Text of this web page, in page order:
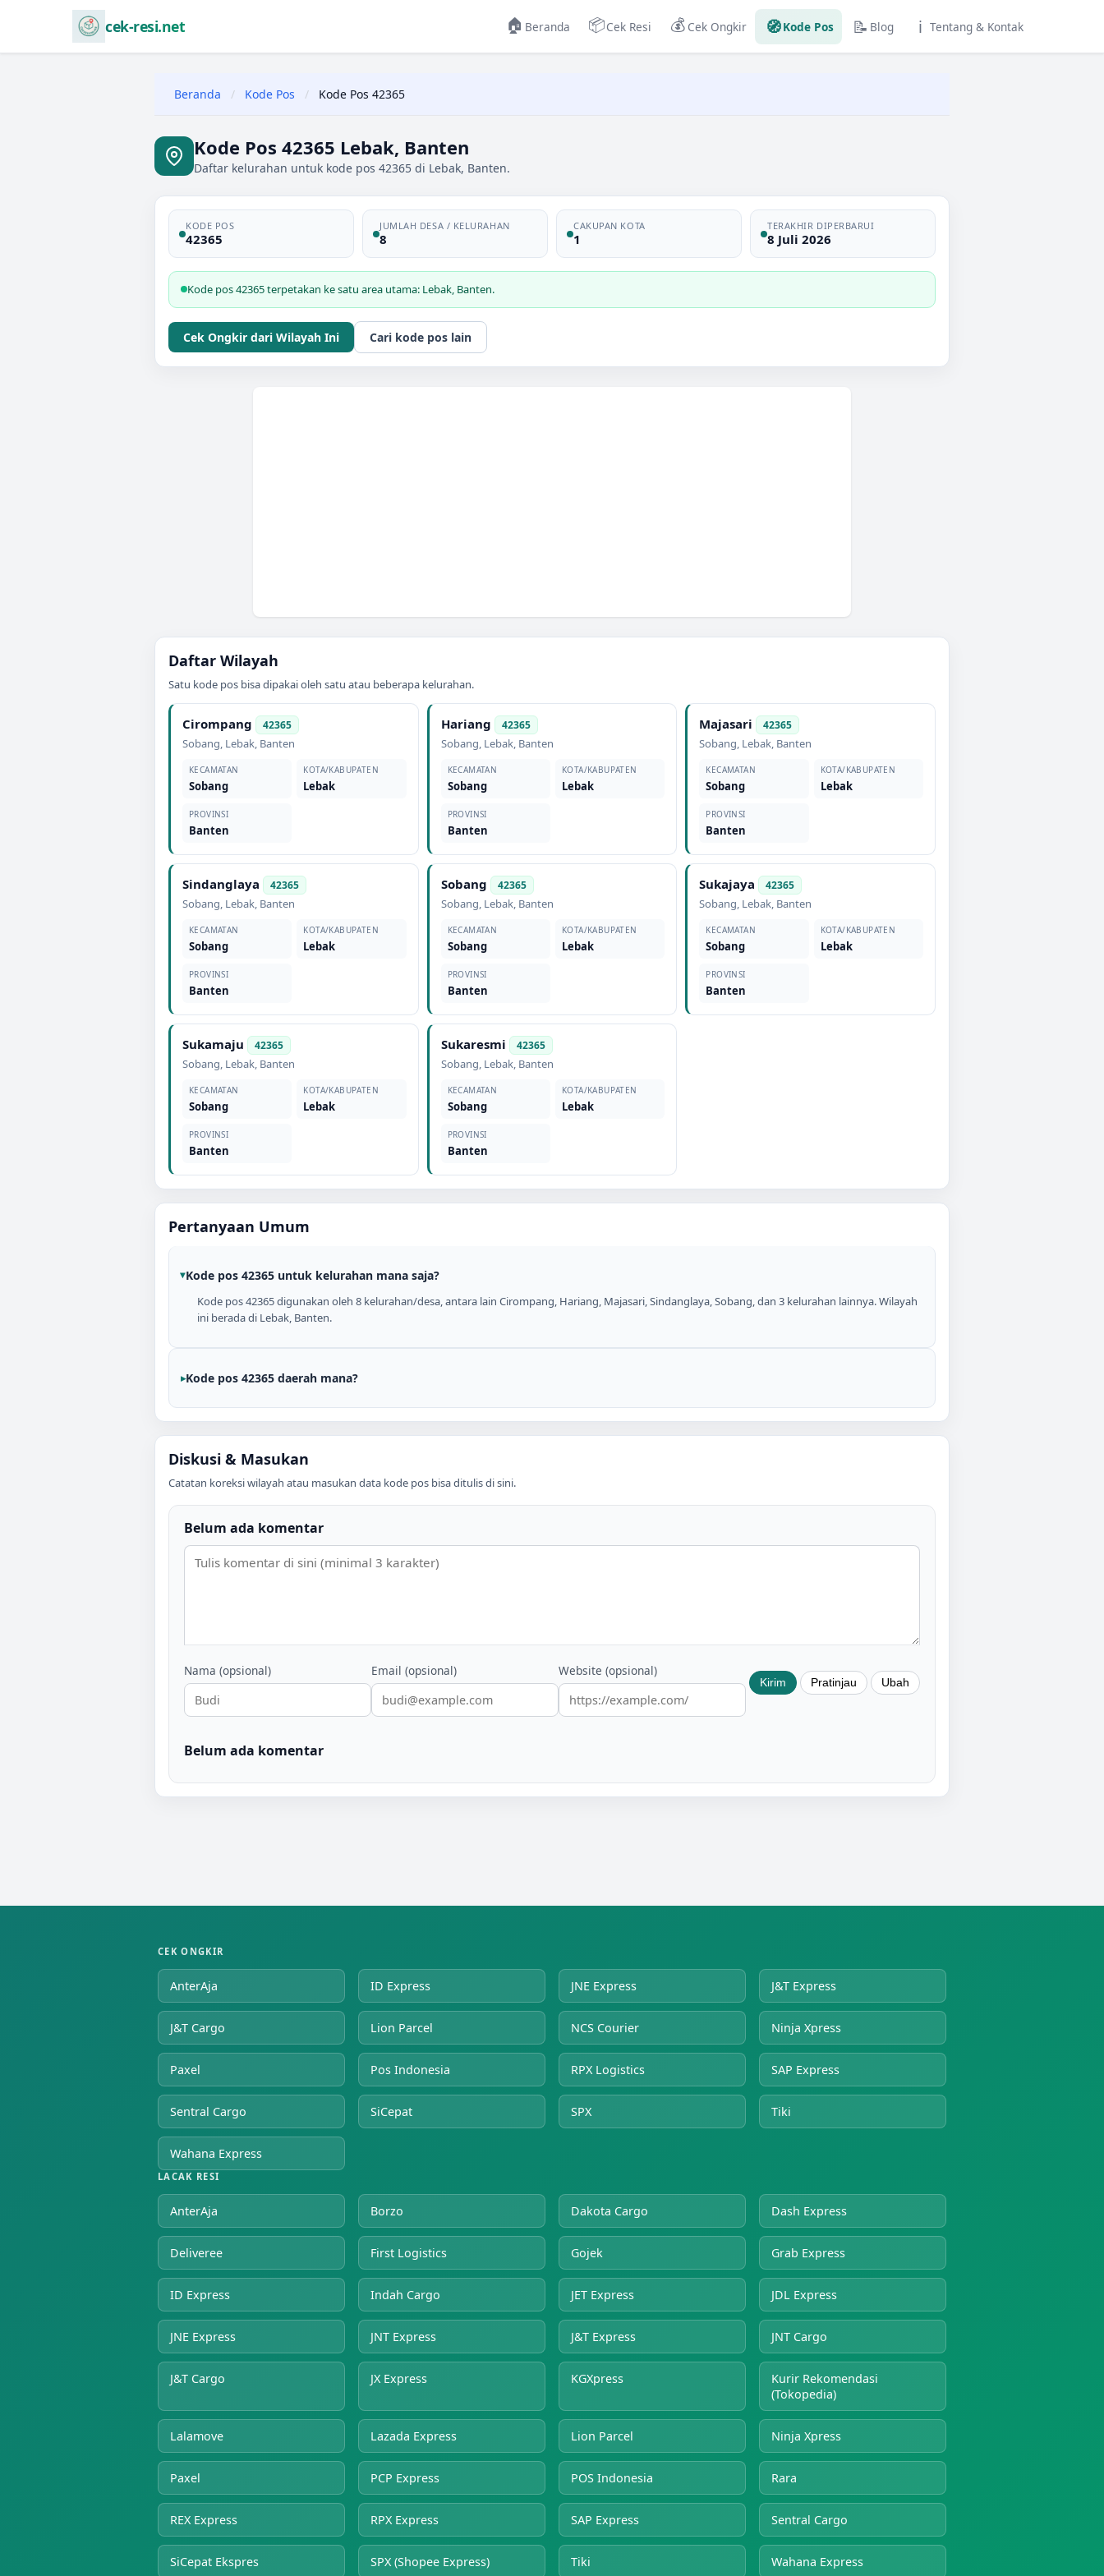
cek-resi.net 🏠 Beranda 📦Cek Resi 💰 Cek Ongkir 🧭Kode Pos 📝 Blog ℹ️ Tentang & Kontak
Beranda / Kode Pos / Kode Pos 42365
Kode Pos 42365 Lebak, Banten
Daftar kelurahan untuk kode pos 42365 di Lebak, Banten.
KODE POS
42365
JUMLAH DESA / KELURAHAN
8
CAKUPAN KOTA
1
TERAKHIR DIPERBARUI
8 Juli 2026
Kode pos 42365 terpetakan ke satu area utama: Lebak, Banten.
Cek Ongkir dari Wilayah Ini Cari kode pos lain
Daftar Wilayah
Satu kode pos bisa dipakai oleh satu atau beberapa kelurahan.
Cirompang 42365
Sobang, Lebak, Banten
KECAMATAN
Sobang
KOTA/KABUPATEN
Lebak
PROVINSI
Banten
Hariang 42365
Sobang, Lebak, Banten
KECAMATAN
Sobang
KOTA/KABUPATEN
Lebak
PROVINSI
Banten
Majasari 42365
Sobang, Lebak, Banten
KECAMATAN
Sobang
KOTA/KABUPATEN
Lebak
PROVINSI
Banten
Sindanglaya 42365
Sobang, Lebak, Banten
KECAMATAN
Sobang
KOTA/KABUPATEN
Lebak
PROVINSI
Banten
Sobang 42365
Sobang, Lebak, Banten
KECAMATAN
Sobang
KOTA/KABUPATEN
Lebak
PROVINSI
Banten
Sukajaya 42365
Sobang, Lebak, Banten
KECAMATAN
Sobang
KOTA/KABUPATEN
Lebak
PROVINSI
Banten
Sukamaju 42365
Sobang, Lebak, Banten
KECAMATAN
Sobang
KOTA/KABUPATEN
Lebak
PROVINSI
Banten
Sukaresmi 42365
Sobang, Lebak, Banten
KECAMATAN
Sobang
KOTA/KABUPATEN
Lebak
PROVINSI
Banten
Pertanyaan Umum
Kode pos 42365 untuk kelurahan mana saja?
Kode pos 42365 digunakan oleh 8 kelurahan/desa, antara lain Cirompang, Hariang, Majasari, Sindanglaya, Sobang, dan 3 kelurahan lainnya. Wilayah
ini berada di Lebak, Banten.
Kode pos 42365 daerah mana?
Diskusi & Masukan
Catatan koreksi wilayah atau masukan data kode pos bisa ditulis di sini.
Belum ada komentar
Nama (opsional) Email (opsional) Website (opsional)
Belum ada komentar
CEK ONGKIR
AnterAja ID Express JNE Express J&T Express
J&T Cargo Lion Parcel NCS Courier Ninja Xpress
Paxel Pos Indonesia RPX Logistics SAP Express
Sentral Cargo SiCepat SPX Tiki
Wahana Express
LACAK RESI
AnterAja Borzo Dakota Cargo Dash Express
Deliveree First Logistics Gojek Grab Express
ID Express Indah Cargo JET Express JDL Express
JNE Express JNT Express J&T Express JNT Cargo
J&T Cargo JX Express KGXpress
Kurir Rekomendasi
(Tokopedia)
Lalamove Lazada Express Lion Parcel Ninja Xpress
Paxel PCP Express POS Indonesia Rara
REX Express RPX Express SAP Express Sentral Cargo
SiCepat Ekspres SPX (Shopee Express) Tiki Wahana Express